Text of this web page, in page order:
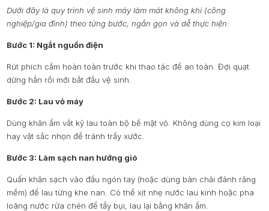
Dưới đây là quy trình vệ sinh máy làm mát không khí (công
nghiệp/gia đình) theo từng bước, ngắn gọn và dễ thực hiện:
Bước 1: Ngắt nguồn điện
Rút phích cắm hoàn toàn trước khi thao tác để an toàn. Đợi quạt
dừng hẳn rồi mới bắt đầu vệ sinh.
Bước 2: Lau vỏ máy
Dùng khăn ẩm vắt kỹ lau toàn bộ bề mặt vỏ. Không dùng cọ kim loại
hay vật sắc nhọn để tránh trầy xước.
Bước 3: Làm sạch nan hướng gió
Quấn khăn sạch vào đầu ngón tay (hoặc dùng bàn chải đánh răng
mềm) để lau từng khe nan. Có thể xịt nhẹ nước lau kính hoặc pha
loãng nước rửa chén để tẩy bụi, lau lại bằng khăn ẩm.